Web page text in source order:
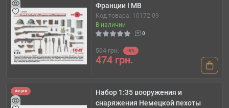
Франции І МВ
Код товара: 10172-09
В наличии
0
504 грн. -6%
474 грн.
Акция
Набор 1:35 вооружения и
снаряжения Немецкой пехоты